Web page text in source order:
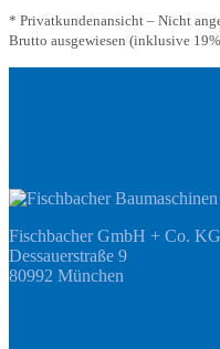
* Privatkundenansicht – Nicht
Brutto ausgewiesen (inklusive
Fischbacher GmbH + Co. KG
Dessauerstraße 9
80992 München